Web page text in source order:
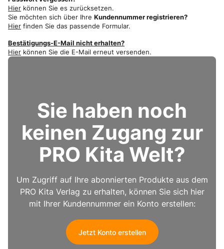
Hier können Sie es zurücksetzen.
Sie möchten sich über Ihre Kundennummer registrieren?
Hier finden Sie das passende Formular.
Bestätigungs-E-Mail nicht erhalten?
Hier können Sie die E-Mail erneut versenden.
Sie haben noch
keinen Zugang zur
PRO Kita Welt?
Um Zugriff auf Ihre abonnierten Produkte aus dem
PRO Kita Verlag zu erhalten, können Sie sich hier
mit Ihrer Kundennummer ein Konto erstellen:
Jetzt Konto erstellen